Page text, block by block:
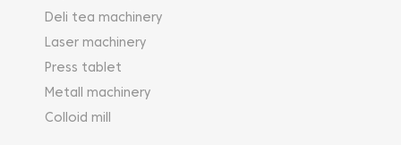
Deli tea machinery
Laser machinery
Press tablet
Metall machinery
Colloid mill